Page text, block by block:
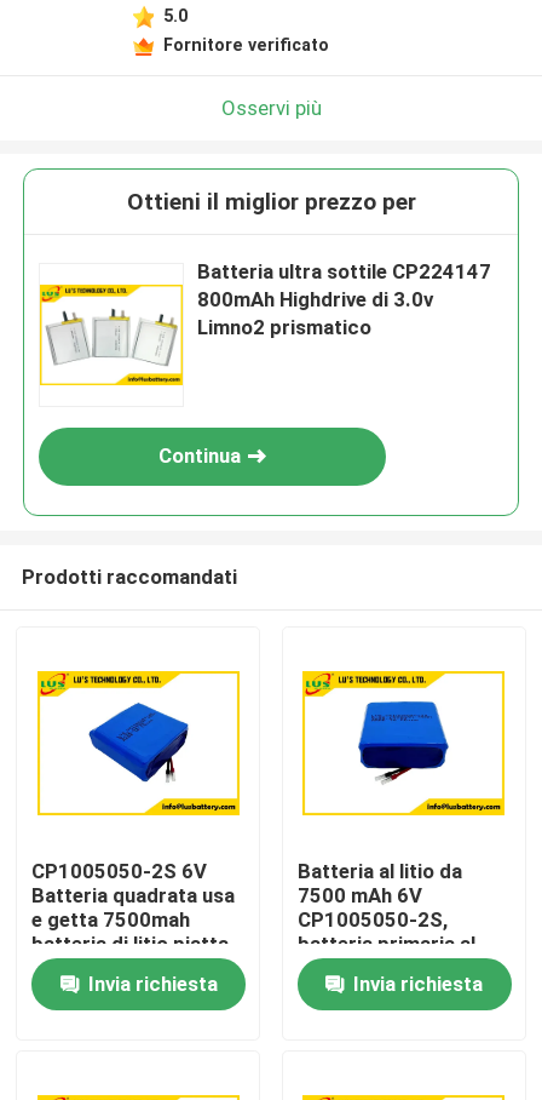
Casa
Prodotti
5.0
Fornitore verificato
Osservi più
Ottieni il miglior prezzo per
Batteria ultra sottile CP224147
800mAh Highdrive di 3.0v
Limno2 prismatico
Continua
Prodotti raccomandati
CP1005050-2S 6V
Batteria quadrata usa
e getta 7500mah
batteria di litio piatta
Personalizzazione
Invia richiesta
Batteria al litio da
7500 mAh 6V
CP1005050-2S,
batteria primaria al
litio personalizzata
Invia richiesta